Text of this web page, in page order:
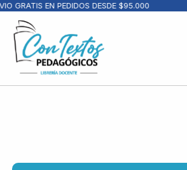
EN PEDIDOS DESDE $95.000